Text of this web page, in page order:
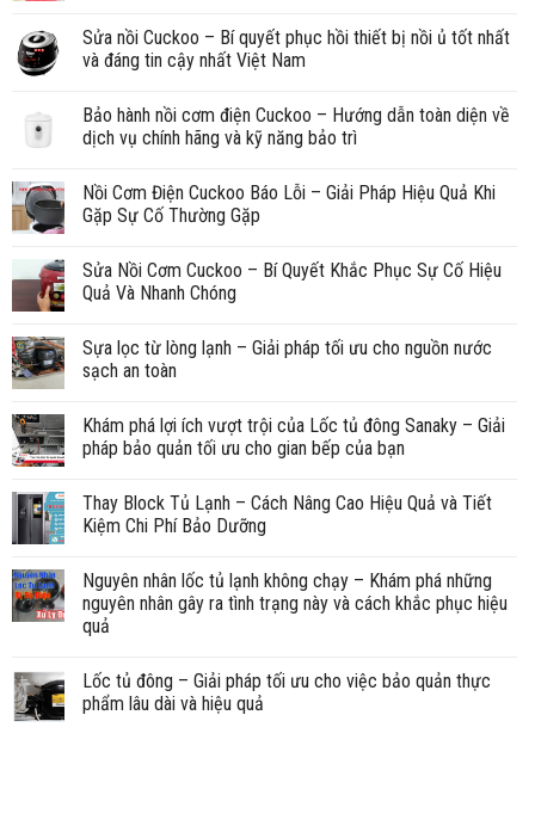
Sửa nồi Cuckoo – Bí quyết phục hồi thiết bị nồi ủ tốt nhất
và đáng tin cậy nhất Việt Nam
Bảo hành nồi cơm điện Cuckoo – Hướng dẫn toàn diện về
dịch vụ chính hãng và kỹ năng bảo trì
Nồi Cơm Điện Cuckoo Báo Lỗi – Giải Pháp Hiệu Quả Khi
Gặp Sự Cố Thường Gặp
Sửa Nồi Cơm Cuckoo – Bí Quyết Khắc Phục Sự Cố Hiệu
Quả Và Nhanh Chóng
Sựa lọc từ lòng lạnh – Giải pháp tối ưu cho nguồn nước
sạch an toàn
Khám phá lợi ích vượt trội của Lốc tủ đông Sanaky – Giải
pháp bảo quản tối ưu cho gian bếp của bạn
Thay Block Tủ Lạnh – Cách Nâng Cao Hiệu Quả và Tiết
Kiệm Chi Phí Bảo Dưỡng
Nguyên nhân lốc tủ lạnh không chạy – Khám phá những
nguyên nhân gây ra tình trạng này và cách khắc phục hiệu
quả
Lốc tủ đông – Giải pháp tối ưu cho việc bảo quản thực
phẩm lâu dài và hiệu quả